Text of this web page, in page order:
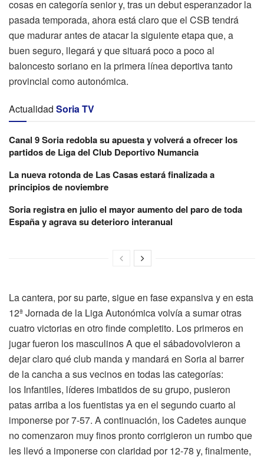
cosas en categoría senior y, tras un debut esperanzador la
pasada temporada, ahora está claro que el CSB tendrá
que madurar antes de atacar la siguiente etapa que, a
buen seguro, llegará y que situará poco a poco al
baloncesto soriano en la primera línea deportiva tanto
provincial como autonómica.
Actualidad Soria TV
Canal 9 Soria redobla su apuesta y volverá a ofrecer los
partidos de Liga del Club Deportivo Numancia
La nueva rotonda de Las Casas estará finalizada a
principios de noviembre
Soria registra en julio el mayor aumento del paro de toda
España y agrava su deterioro interanual
La cantera, por su parte, sigue en fase expansiva y en esta
12ª Jornada de la Liga Autonómica volvía a sumar otras
cuatro victorias en otro finde completito. Los primeros en
jugar fueron los masculinos A que el sábadovolvieron a
dejar claro qué club manda y mandará en Soria al barrer
de la cancha a sus vecinos en todas las categorías:
los Infantiles, líderes imbatidos de su grupo, pusieron
patas arriba a los fuentistas ya en el segundo cuarto al
imponerse por 7-57. A continuación, los Cadetes aunque
no comenzaron muy finos pronto corrigieron un rumbo que
les llevó a imponerse con claridad por 12-78 y, finalmente,